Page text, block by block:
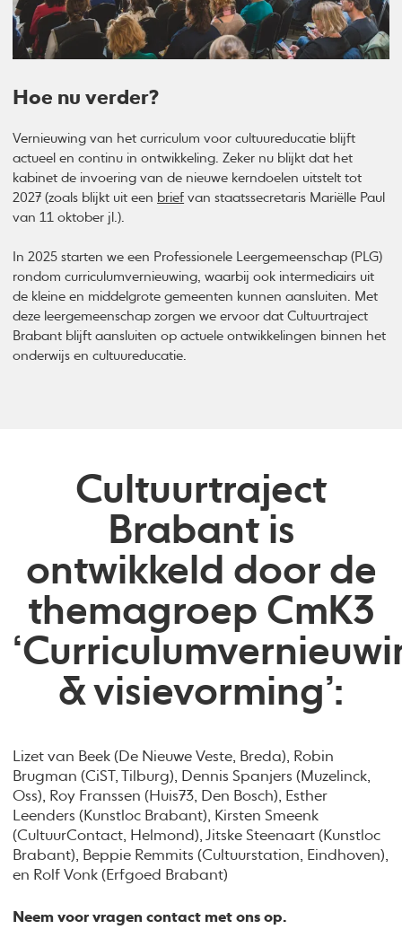
Hoe nu verder?
Vernieuwing van het curriculum voor cultuureducatie blijft
actueel en continu in ontwikkeling. Zeker nu blijkt dat het
kabinet de invoering van de nieuwe kerndoelen uitstelt tot
2027 (zoals blijkt uit een brief van staatssecretaris Mariëlle Paul
van 11 oktober jl.).
In 2025 starten we een Professionele Leergemeenschap (PLG)
rondom curriculumvernieuwing, waarbij ook intermediairs uit
de kleine en middelgrote gemeenten kunnen aansluiten. Met
deze leergemeenschap zorgen we ervoor dat Cultuurtraject
Brabant blijft aansluiten op actuele ontwikkelingen binnen het
onderwijs en cultuureducatie.
Cultuurtraject
Brabant is
ontwikkeld door de
themagroep CmK3
& visievorming’:
Lizet van Beek (De Nieuwe Veste, Breda), Robin
Brugman (CiST, Tilburg), Dennis Spanjers (Muzelinck,
Oss), Roy Franssen (Huis73, Den Bosch), Esther
Leenders (Kunstloc Brabant), Kirsten Smeenk
(CultuurContact, Helmond), Jitske Steenaart (Kunstloc
Brabant), Beppie Remmits (Cultuurstation, Eindhoven),
en Rolf Vonk (Erfgoed Brabant)
Neem voor vragen contact met ons op.